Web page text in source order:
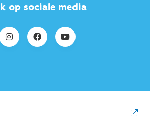
op sociale media